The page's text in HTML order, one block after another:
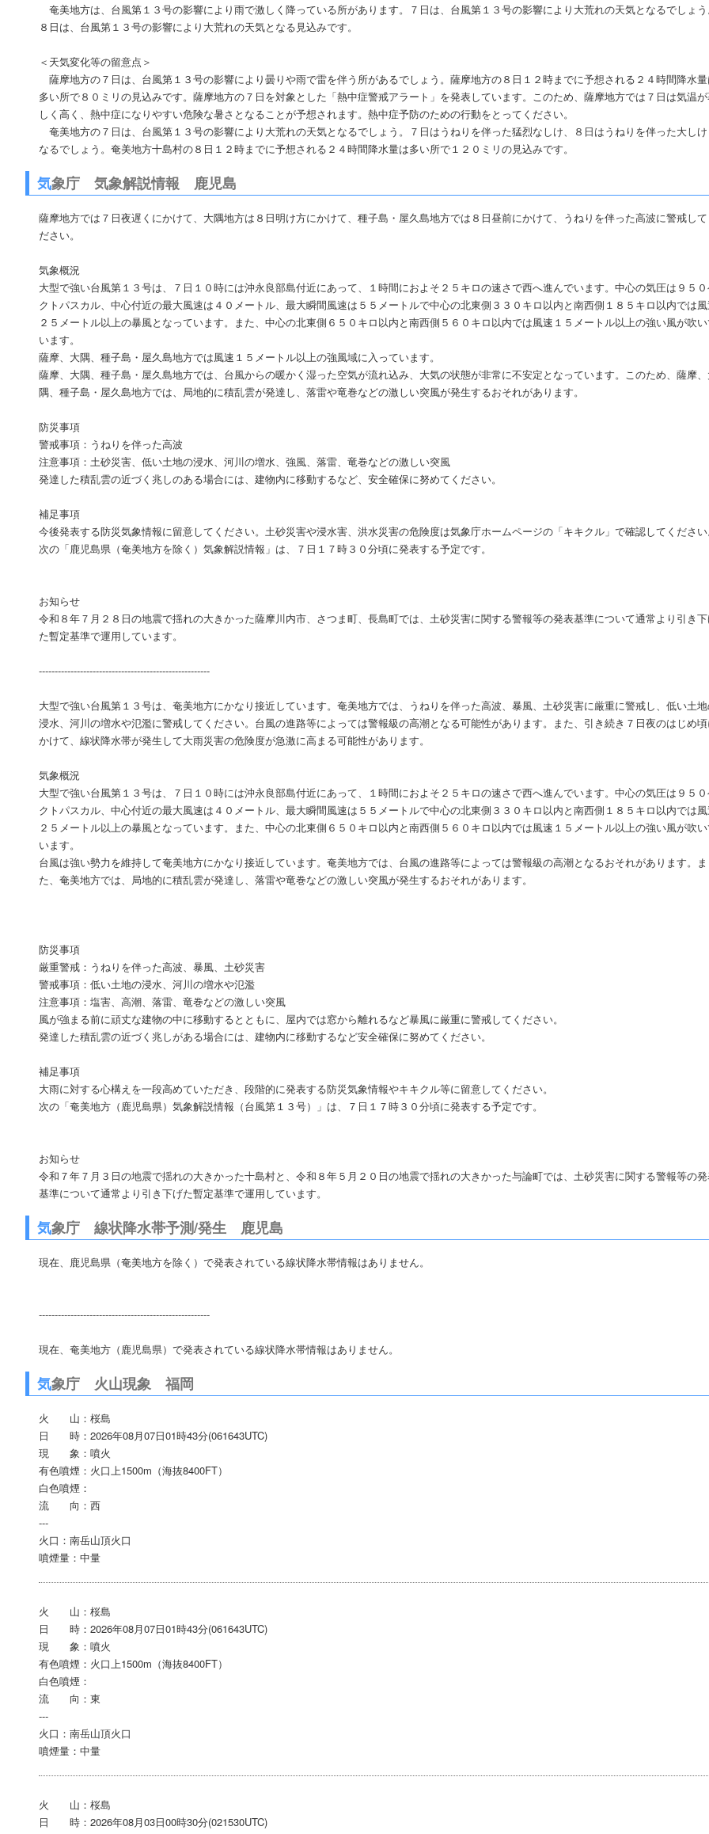
奄美地方は、台風第１３号の影響により雨で激しく降っている所があります。７日は、台風第１３号の影響により大荒れの天気となるでしょ
８日は、台風第１３号の影響により大荒れの天気となる見込みです。
＜天気変化等の留意点＞
薩摩地方の７日は、台風第１３号の影響により曇りや雨で雷を伴う所があるでしょう。薩摩地方の８日１２時までに予想される２４時間降水
多い所で８０ミリの見込みです。薩摩地方の７日を対象とした「熱中症警戒アラート」を発表しています。このため、薩摩地方では７日は気温
しく高く、熱中症になりやすい危険な暑さとなることが予想されます。熱中症予防のための行動をとってください。
奄美地方の７日は、台風第１３号の影響により大荒れの天気となるでしょう。７日はうねりを伴った猛烈なしけ、８日はうねりを伴った大し
なるでしょう。奄美地方十島村の８日１２時までに予想される２４時間降水量は多い所で１２０ミリの見込みです。
気象庁 気象解説情報 鹿児島
薩摩地方では７日夜遅くにかけて、大隅地方は８日明け方にかけて、種子島・屋久島地方では８日昼前にかけて、うねりを伴った高波に警戒し
ださい。
気象概況
大型で強い台風第１３号は、７日１０時には沖永良部島付近にあって、１時間におよそ２５キロの速さで西へ進んでいます。中心の気圧は９５
クトパスカル、中心付近の最大風速は４０メートル、最大瞬間風速は５５メートルで中心の北東側３３０キロ以内と南西側１８５キロ以内では
２５メートル以上の暴風となっています。また、中心の北東側６５０キロ以内と南西側５６０キロ以内では風速１５メートル以上の強い風が吹
います。
薩摩、大隅、種子島・屋久島地方では風速１５メートル以上の強風域に入っています。
薩摩、大隅、種子島・屋久島地方では、台風からの暖かく湿った空気が流れ込み、大気の状態が非常に不安定となっています。このため、薩摩
隅、種子島・屋久島地方では、局地的に積乱雲が発達し、落雷や竜巻などの激しい突風が発生するおそれがあります。
防災事項
警戒事項：うねりを伴った高波
注意事項：土砂災害、低い土地の浸水、河川の増水、強風、落雷、竜巻などの激しい突風
発達した積乱雲の近づく兆しのある場合には、建物内に移動するなど、安全確保に努めてください。
補足事項
今後発表する防災気象情報に留意してください。土砂災害や浸水害、洪水災害の危険度は気象庁ホームページの「キキクル」で確認してくださ
次の「鹿児島県（奄美地方を除く）気象解説情報」は、７日１７時３０分頃に発表する予定です。
お知らせ
令和８年７月２８日の地震で揺れの大きかった薩摩川内市、さつま町、長島町では、土砂災害に関する警報等の発表基準について通常より引き
た暫定基準で運用しています。
------------------------------------------------------
大型で強い台風第１３号は、奄美地方にかなり接近しています。奄美地方では、うねりを伴った高波、暴風、土砂災害に厳重に警戒し、低い土
浸水、河川の増水や氾濫に警戒してください。台風の進路等によっては警報級の高潮となる可能性があります。また、引き続き７日夜のはじめ
かけて、線状降水帯が発生して大雨災害の危険度が急激に高まる可能性があります。
気象概況
大型で強い台風第１３号は、７日１０時には沖永良部島付近にあって、１時間におよそ２５キロの速さで西へ進んでいます。中心の気圧は９５
クトパスカル、中心付近の最大風速は４０メートル、最大瞬間風速は５５メートルで中心の北東側３３０キロ以内と南西側１８５キロ以内では
２５メートル以上の暴風となっています。また、中心の北東側６５０キロ以内と南西側５６０キロ以内では風速１５メートル以上の強い風が吹
います。
台風は強い勢力を維持して奄美地方にかなり接近しています。奄美地方では、台風の進路等によっては警報級の高潮となるおそれがあります。ま
た、奄美地方では、局地的に積乱雲が発達し、落雷や竜巻などの激しい突風が発生するおそれがあります。
防災事項
厳重警戒：うねりを伴った高波、暴風、土砂災害
警戒事項：低い土地の浸水、河川の増水や氾濫
注意事項：塩害、高潮、落雷、竜巻などの激しい突風
風が強まる前に頑丈な建物の中に移動するとともに、屋内では窓から離れるなど暴風に厳重に警戒してください。
発達した積乱雲の近づく兆しがある場合には、建物内に移動するなど安全確保に努めてください。
補足事項
大雨に対する心構えを一段高めていただき、段階的に発表する防災気象情報やキキクル等に留意してください。
次の「奄美地方（鹿児島県）気象解説情報（台風第１３号）」は、７日１７時３０分頃に発表する予定です。
お知らせ
令和７年７月３日の地震で揺れの大きかった十島村と、令和８年５月２０日の地震で揺れの大きかった与論町では、土砂災害に関する警報等の
基準について通常より引き下げた暫定基準で運用しています。
気象庁 線状降水帯予測/発生 鹿児島
現在、鹿児島県（奄美地方を除く）で発表されている線状降水帯情報はありません。
------------------------------------------------------
現在、奄美地方（鹿児島県）で発表されている線状降水帯情報はありません。
気象庁 火山現象 福岡
火 山：桜島
日 時：2026年08月07日01時43分(061643UTC)
現 象：噴火
有色噴煙：火口上1500m（海抜8400FT）
白色噴煙：
流 向：西
---
火口：南岳山頂火口
噴煙量：中量
火 山：桜島
日 時：2026年08月07日01時43分(061643UTC)
現 象：噴火
有色噴煙：火口上1500m（海抜8400FT）
白色噴煙：
流 向：東
---
火口：南岳山頂火口
噴煙量：中量
火 山：桜島
日 時：2026年08月03日00時30分(021530UTC)